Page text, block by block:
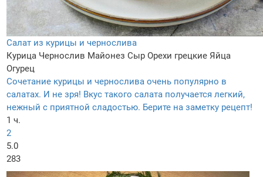
Салат из курицы и чернослива
Курица Чернослив Майонез Сыр Орехи грецкие Яйца
Огурец
Сочетание курицы и чернослива очень популярно в
салатах. И не зря! Вкус такого салата получается легкий,
нежный с приятной сладостью. Берите на заметку рецепт!
1 ч.
2
5.0
283